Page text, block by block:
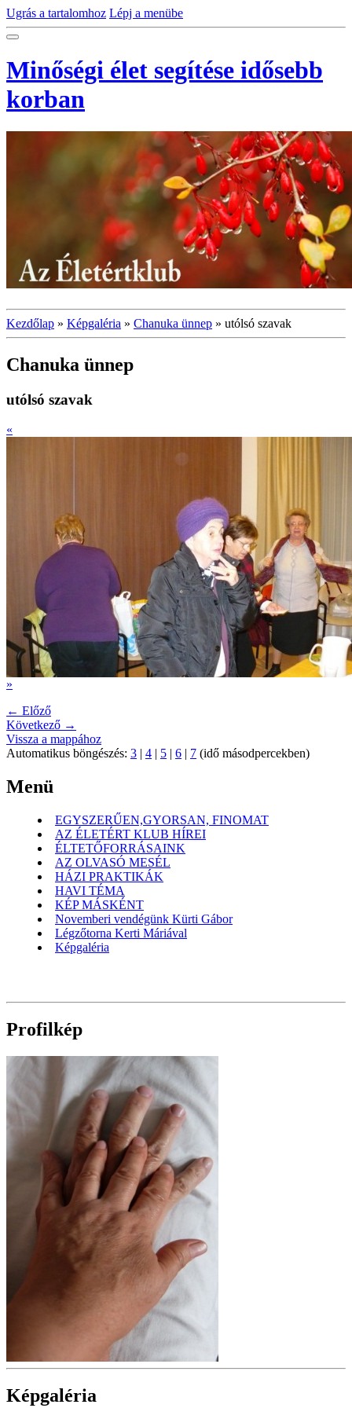
Ugrás a tartalomhoz Lépj a menübe
Minőségi élet segítése idősebb
korban
Kezdőlap » Képgaléria » Chanuka ünnep » utólsó szavak
Chanuka ünnep
utólsó szavak
«
»
← Előző
Következő →
Vissza a mappához
Automatikus böngészés: 3 | 4 | 5 | 6 | 7 (idő másodpercekben)
Menü
EGYSZERŰEN,GYORSAN, FINOMAT
AZ ÉLETÉRT KLUB HÍREI
ÉLTETŐFORRÁSAINK
AZ OLVASÓ MESÉL
HÁZI PRAKTIKÁK
HAVI TÉMA
KÉP MÁSKÉNT
Novemberi vendégünk Kürti Gábor
Légzőtorna Kerti Máriával
Képgaléria
Profilkép
Képgaléria